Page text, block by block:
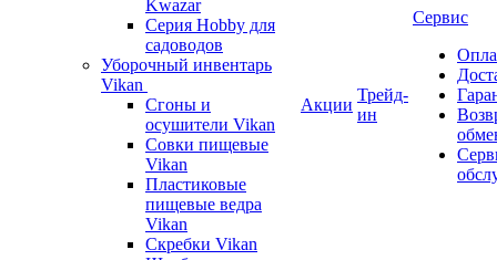
Kwazar
Серия Hobby для
садоводов
Уборочный инвентарь
Vikan
Сгоны и
осушители Vikan
Совки пищевые
Vikan
Пластиковые
пищевые ведра
Vikan
Скребки Vikan
Акции
Трейд-
ин
Сервис